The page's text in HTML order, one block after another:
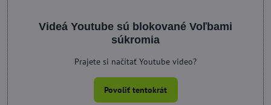
Videá Youtube sú blokované Voľbami
súkromia
Prajete si načítať Youtube video?
Povoliť tentokrát